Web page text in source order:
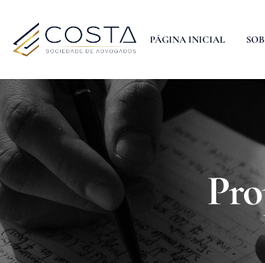
PÁGINA INICIAL